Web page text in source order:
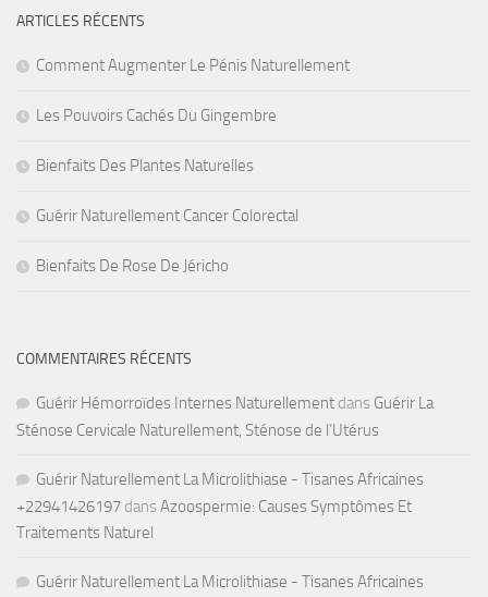
ARTICLES RÉCENTS
Comment Augmenter Le Pénis Naturellement
Les Pouvoirs Cachés Du Gingembre
Bienfaits Des Plantes Naturelles
Guérir Naturellement Cancer Colorectal
Bienfaits De Rose De Jéricho
COMMENTAIRES RÉCENTS
Guérir Hémorroïdes Internes Naturellement dans Guérir La
Sténose Cervicale Naturellement, Sténose de l’Utérus
Guérir Naturellement La Microlithiase - Tisanes Africaines
+22941426197 dans Azoospermie: Causes Symptômes Et
Traitements Naturel
Guérir Naturellement La Microlithiase - Tisanes Africaines